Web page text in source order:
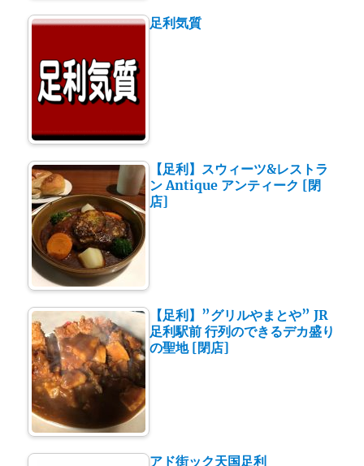
足利気質
【足利】スウィーツ&レストラ
ン Antique アンティーク [閉
店]
【足利】”グリルやまとや” JR
足利駅前 行列のできるデカ盛り
の聖地 [閉店]
アド街ック天国足利